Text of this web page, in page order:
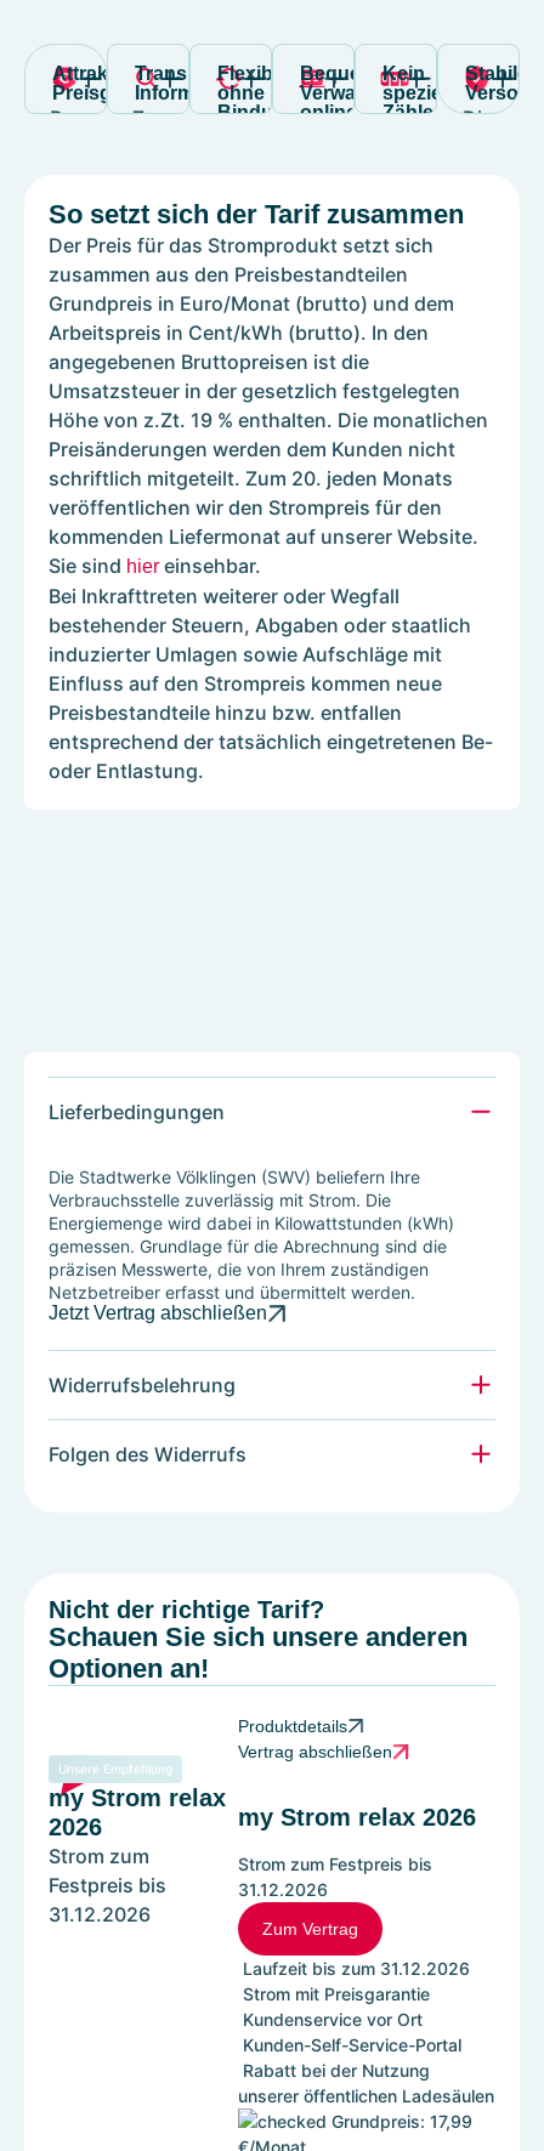
Attraktive
Preisgestaltung
Der
monatlich
neu
basierend
auf
aktuellen
Preisen
der
Strombörse.
Transparente
Information
Zum
Monats
veröffentlichen
den
Strompreis
den
kommenden
auf
unserer
Website.
So
behalten
Sie
stets
den
Überblick
über
Ihre
Energiekosten.
Flexibilität
ohne
Bindung
E-
Mobilität
und
mehr
–
Wir
entwickeln
uns
weiter.
Bequeme
Verwaltung
online
ist
ein
reiner
online-
Tarif,
der
über
unser
Kundenportal
verwaltet
wird.
Hier
Sie
jederzeit
Zugriff
auf
Ihre
Daten
und
herunterladen.
Kein
spezieller
Zähler
Abschluss
des
Tarifs
„my
Strom
benötigen
Sie
keinen
speziellen
Stromzähler.
Die
auf
diesen
flexiblen
Tarif
ist
daher
Stabile
Die
eine
kommt.
So setzt sich der Tarif zusammen
Der Preis für das Stromprodukt setzt sich
zusammen aus den Preisbestandteilen
Grundpreis in Euro/Monat (brutto) und dem
Arbeitspreis in Cent/kWh (brutto). In den
angegebenen Bruttopreisen ist die
Umsatzsteuer in der gesetzlich festgelegten
Höhe von z.Zt. 19 % enthalten. Die monatlichen
Preisänderungen werden dem Kunden nicht
schriftlich mitgeteilt. Zum 20. jeden Monats
veröffentlichen wir den Strompreis für den
kommenden Liefermonat auf unserer Website.
Sie sind hier einsehbar.
Bei Inkrafttreten weiterer oder Wegfall
bestehender Steuern, Abgaben oder staatlich
induzierter Umlagen sowie Aufschläge mit
Einfluss auf den Strompreis kommen neue
Preisbestandteile hinzu bzw. entfallen
entsprechend der tatsächlich eingetretenen Be-
oder Entlastung.
Lieferbedingungen
Die Stadtwerke Völklingen (SWV) beliefern Ihre
Verbrauchsstelle zuverlässig mit Strom. Die
Energiemenge wird dabei in Kilowattstunden (kWh)
gemessen. Grundlage für die Abrechnung sind die
präzisen Messwerte, die von Ihrem zuständigen
Netzbetreiber erfasst und übermittelt werden.
Jetzt Vertrag abschließen
Widerrufsbelehrung
Folgen des Widerrufs
Nicht der richtige Tarif?
Schauen Sie sich unsere anderen
Optionen an!
Unsere Empfehlung
my Strom relax
2026
Strom zum
Festpreis bis
31.12.2026
Produktdetails
Vertrag abschließen
my Strom relax 2026
Strom zum Festpreis bis
31.12.2026
Zum Vertrag
Laufzeit bis zum 31.12.2026
Strom mit Preisgarantie
Kundenservice vor Ort
Kunden-Self-Service-Portal
Rabatt bei der Nutzung
unserer öffentlichen Ladesäulen
Grundpreis: 17,99